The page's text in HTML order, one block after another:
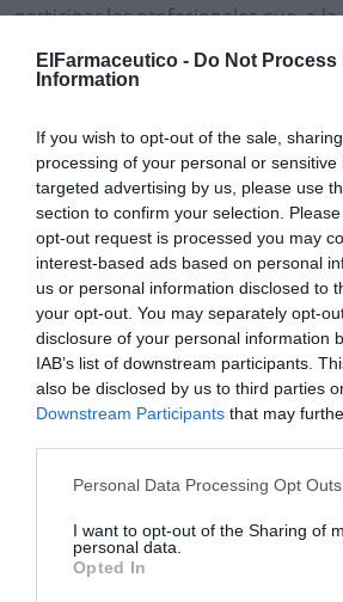
ElFarmaceutico - Do Not Process
Information
If you wish to opt-out of the sale,
processing of your personal or
targeted advertising by us, please use
section to confirm your selection.
opt-out request is processed you may
interest-based ads based on personal
us or personal information disclosed to
your opt-out. You may separately opt-
disclosure of your personal information
IAB’s list of downstream participants.
also be disclosed by us to third parties
Downstream Participants that may
Personal Data Processing Opt Outs
I want to opt-out of the Sharing of
personal data.
Opted In
participar los profesionales que, a la
oficinas en municipios o núcleos
últimos 10 años», indica.
«En la segunda fase, para las
resultado adjudicadas en la
todos los farmacéuticos
que no hayan resultado
Administración autonómica, que
«la tercera, para los farmacéuticos
adjudicará las oficinas vacantes
disponibles».
Por último, la Junta de Andalucía
solicitudes, con la documentación
concluya el plazo de presentación,
resolución en el BOJA con la lista